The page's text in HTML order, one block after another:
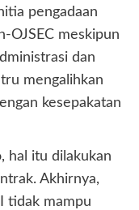
pengadaan
OJSEC meskipun
dan
mengalihkan
kesepakatan
hal itu dilakukan
Akhirnya,
tidak mampu